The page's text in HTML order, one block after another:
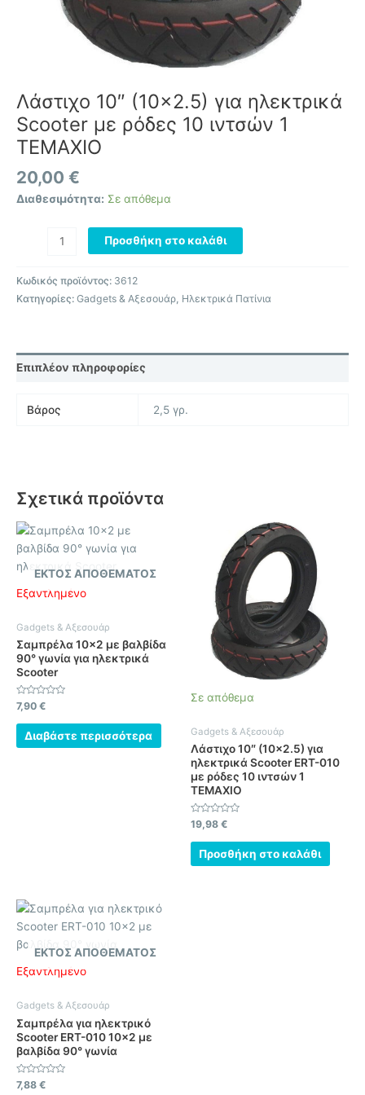
Λάστιχο 10″ (10×2.5) για ηλεκτρικά
Scooter με ρόδες 10 ιντσών 1
ΤΕΜΑΧΙΟ
20,00 €
Διαθεσιμότητα: Σε απόθεμα
Προσθήκη στο καλάθι
Κωδικός προϊόντος: 3612
Κατηγορίες: Gadgets & Αξεσουάρ, Ηλεκτρικά Πατίνια
Επιπλέον πληροφορίες
Βάρος 2,5 γρ.
Σχετικά προϊόντα
ΕΚΤΌΣ ΑΠΟΘΈΜΑΤΟΣ
Εξαντλημένο
Gadgets & Αξεσουάρ
Σαμπρέλα 10×2 με βαλβίδα
90° γωνία για ηλεκτρικά
Scooter
Βαθμολογήθηκε
με
0
από
7,90 €
Διαβάστε περισσότερα
Σε απόθεμα
Gadgets & Αξεσουάρ
Λάστιχο 10″ (10×2.5) για
ηλεκτρικά Scooter ERT-010
με ρόδες 10 ιντσών 1
ΤΕΜΑΧΙΟ
Βαθμολογήθηκε
με
0
από
19,98 €
Προσθήκη στο καλάθι
ΕΚΤΌΣ ΑΠΟΘΈΜΑΤΟΣ
Εξαντλημένο
Gadgets & Αξεσουάρ
Σαμπρέλα για ηλεκτρικό
Scooter ERT-010 10×2 με
βαλβίδα 90° γωνία
Βαθμολογήθηκε
με
7,88 €